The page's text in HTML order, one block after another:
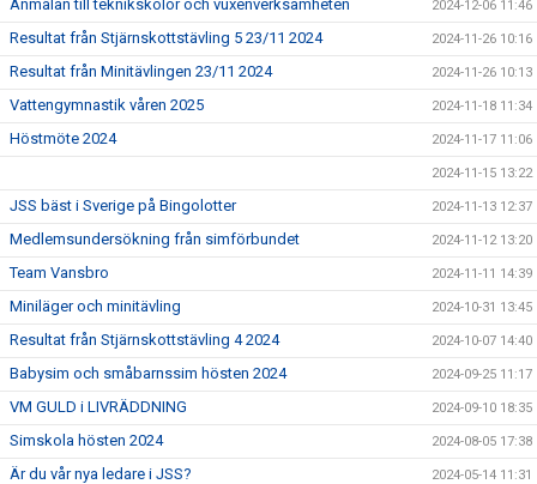
Anmälan till teknikskolor och vuxenverksamheten 2024-12-06 11:46
Resultat från Stjärnskottstävling 5 23/11 2024 2024-11-26 10:16
Resultat från Minitävlingen 23/11 2024 2024-11-26 10:13
Vattengymnastik våren 2025 2024-11-18 11:34
Höstmöte 2024 2024-11-17 11:06
2024-11-15 13:22
JSS bäst i Sverige på Bingolotter 2024-11-13 12:37
Medlemsundersökning från simförbundet 2024-11-12 13:20
Team Vansbro 2024-11-11 14:39
Miniläger och minitävling 2024-10-31 13:45
Resultat från Stjärnskottstävling 4 2024 2024-10-07 14:40
Babysim och småbarnssim hösten 2024 2024-09-25 11:17
VM GULD i LIVRÄDDNING 2024-09-10 18:35
Simskola hösten 2024 2024-08-05 17:38
Är du vår nya ledare i JSS? 2024-05-14 11:31